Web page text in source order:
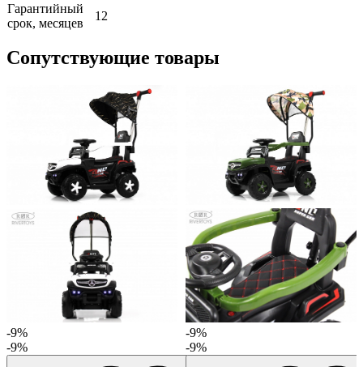
Гарантийный
срок, месяцев
12
Сопутствующие товары
-9%
-9%
-9%
-9%